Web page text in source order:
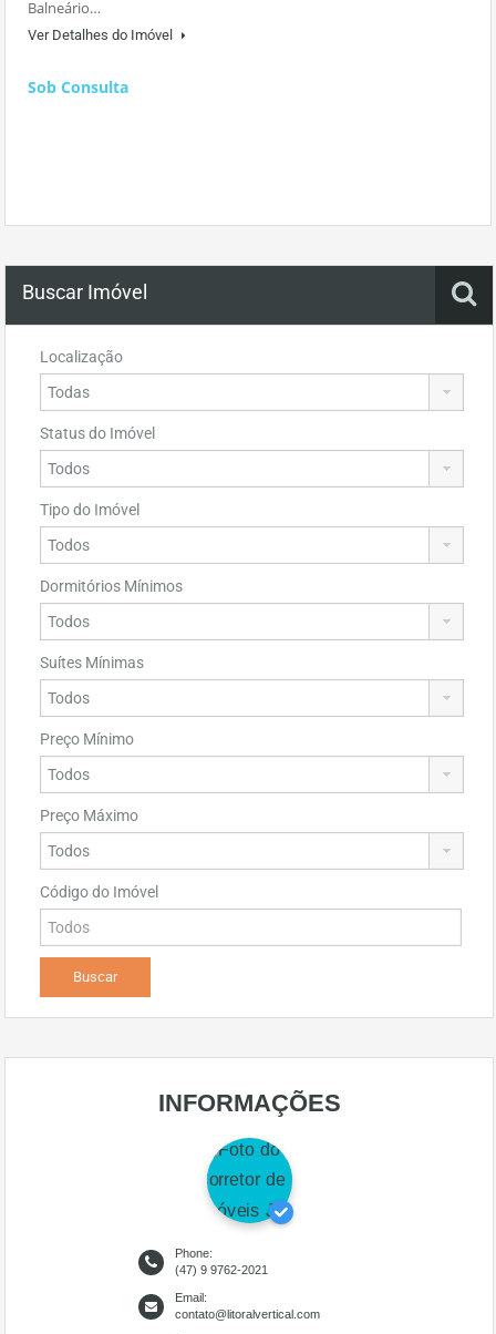
Balneário…
Ver Detalhes do Imóvel
Sob Consulta
Buscar Imóvel
Localização
Status do Imóvel
Tipo do Imóvel
Dormitórios Mínimos
Suítes Mínimas
Preço Mínimo
Preço Máximo
Código do Imóvel
INFORMAÇÕES
Phone:
(47) 9 9762-2021
Email:
contato@litoralvertical.com